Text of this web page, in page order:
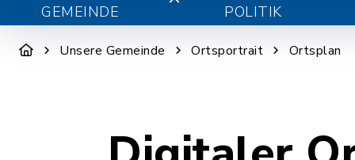
GEMEINDE
POLITIK
Unsere Gemeinde Ortsportrait Ortsplan